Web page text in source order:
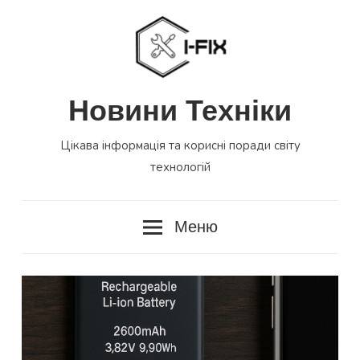
Новини Техніки
Цікава інформація та корисні поради світу
технологій
Меню